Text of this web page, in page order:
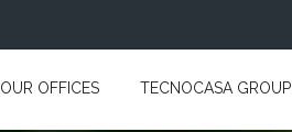
OUR OFFICES TECNOCASA GROUP